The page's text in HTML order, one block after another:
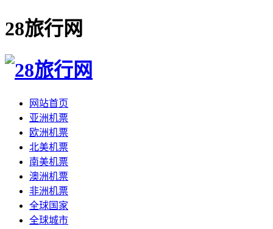
28旅行网
网站首页
亚洲机票
欧洲机票
北美机票
南美机票
澳洲机票
非洲机票
全球国家
全球城市